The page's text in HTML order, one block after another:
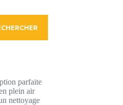
parfaite
plein air
nettoyage